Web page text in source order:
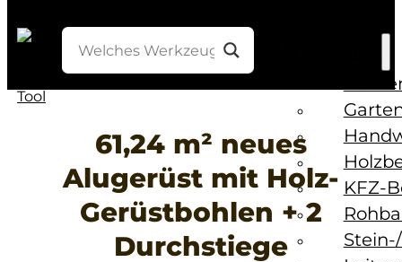
KFZ-
61,24 m² neues
Alugerüst mit Holz-
Gerüstbohlen + 2
Durchstiege